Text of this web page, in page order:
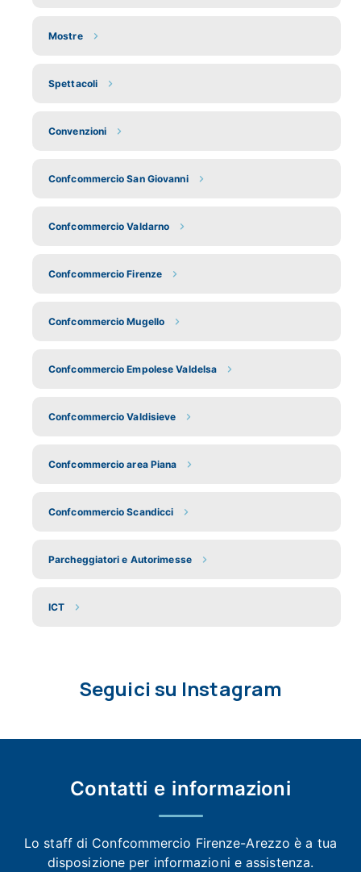
Mostre
Spettacoli
Convenzioni
Confcommercio San Giovanni
Confcommercio Valdarno
Confcommercio Firenze
Confcommercio Mugello
Confcommercio Empolese Valdelsa
Confcommercio Valdisieve
Confcommercio area Piana
Confcommercio Scandicci
Parcheggiatori e Autorimesse
ICT
Seguici su Instagram
Contatti e informazioni
Lo staff di Confcommercio Firenze-Arezzoè a tua
disposizione per informazioni e assistenza.